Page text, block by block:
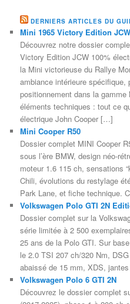
DERNIERS ARTICLES DU
Mini 1965 Victory Edition
Découvrez notre dossier
Victory Edition JCW 100%
la Mini victorieuse du Rallye
ambiance intérieure spécifique,
positionnement dans la
éléments techniques : tout ce
électrique John Cooper […]
Mini Cooper R50
Dossier complet MINI Cooper
sous l’ère BMW, design néo-
moteur 1.6 115 ch, sensations
Chili, évolutions du restylage
Park Lane, et fiche technique.
Volkswagen Polo GTI 2N
Dossier complet sur la
série limitée à 2 500
25 ans de la Polo GTI. Sur
le 2.0 TSI 207 ch/320 Nm,
abaissé de 15 mm, XDS,
Volkswagen Polo 6 GTI 2N
Découvrez le dossier complet